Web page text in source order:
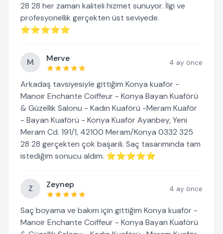
28 28 her zaman kaliteli hizmet sunuyor. İlgi ve
profesyonellik gerçekten üst seviyede.
⭐⭐⭐⭐⭐
M Merve 4 ay önce
Arkadaş tavsiyesiyle gittiğim Konya kuaför -
Manoir Enchante Coiffeur - Konya Bayan Kuaförü
& Güzellik Salonu - Kadın Kuaförü -Meram Kuaför
- Bayan Kuaförü - Konya Kuaför Ayanbey, Yeni
Meram Cd. 191/1, 42100 Meram/Konya 0332 325
28 28 gerçekten çok başarılı. Saç tasarımında tam
istediğim sonucu aldım. ⭐⭐⭐⭐⭐
Z Zeynep 4 ay önce
Saç boyama ve bakım için gittiğim Konya kuaför -
Manoir Enchante Coiffeur - Konya Bayan Kuaförü